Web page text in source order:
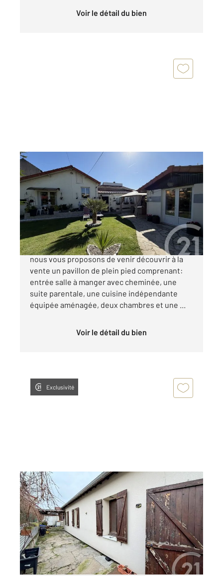
Voir le détail du bien
ARGENTEUIL 95
71,24 m2, 5 pièces
Ref : 27706
Maison à vendre
389 000 €
ARGENTEUIL dans le secteur du centre ville
nous vous proposons de venir découvrir à la
vente un pavillon de plein pied comprenant:
entrée salle à manger avec cheminée, une
suite parentale, une cuisine indépendante
équipée aménagée, deux chambres et une ...
Voir le détail du bien
Exclusivité
ARGENTEUIL 95
64,49 m2, 3 pièces
Ref : 27509
Maison à vendre
199 000 €
Visiter le site dédié